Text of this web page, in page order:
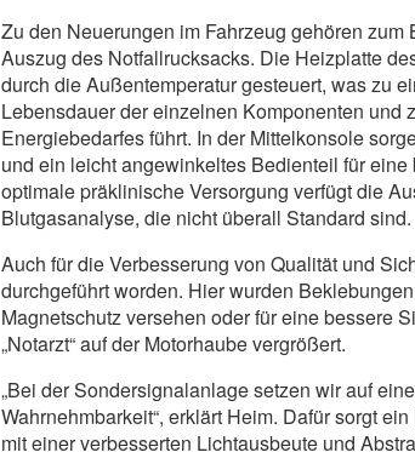
Zu den Neuerungen im Fahrzeug gehören
Auszug des Notfallrucksacks. Die Heizplatte
durch die Außentemperatur gesteuert, was zu
Lebensdauer der einzelnen Komponenten und
Energiebedarfes führt. In der Mittelkonsole
und ein leicht angewinkeltes Bedienteil für
optimale präklinische Versorgung verfügt die
Blutgasanalyse, die nicht überall Standard sind.
Auch für die Verbesserung von Qualität und
durchgeführt worden. Hier wurden
Magnetschutz versehen oder für eine bessere
„Notarzt“ auf der Motorhaube vergrößert.
„Bei der Sondersignalanlage setzen wir auf
Wahrnehmbarkeit“, erklärt Heim. Dafür sorgt
mit einer verbesserten Lichtausbeute und